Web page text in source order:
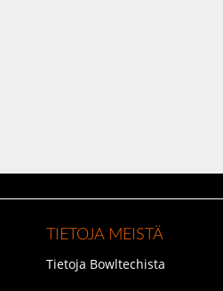
TIETOJA MEISTÄ
Tietoja Bowltechista